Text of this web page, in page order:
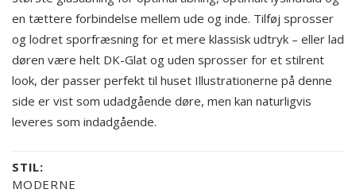
en tættere forbindelse mellem ude og inde. Tilføj sprosser
og lodret sporfræsning for et mere klassisk udtryk – eller lad
døren være helt DK-Glat og uden sprosser for et stilrent
look, der passer perfekt til huset Illustrationerne på denne
side er vist som udadgående døre, men kan naturligvis
leveres som indadgående.
STIL:
MODERNE